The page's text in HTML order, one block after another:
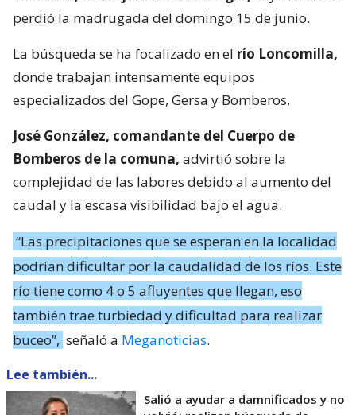
perdió la madrugada del domingo 15 de junio.
La búsqueda se ha focalizado en el río Loncomilla,
donde trabajan intensamente equipos
especializados del Gope, Gersa y Bomberos.
José González, comandante del Cuerpo de
Bomberos de la comuna, advirtió sobre la
complejidad de las labores debido al aumento del
caudal y la escasa visibilidad bajo el agua.
“Las precipitaciones que se esperan en la localidad
podrían dificultar por la caudalidad de los ríos. Este
río tiene como 4 o 5 afluyentes que llegan, eso
también trae turbiedad y dificultad para realizar
buceo”, señaló a Meganoticias.
Lee también...
Salió a ayudar a damnificados y no